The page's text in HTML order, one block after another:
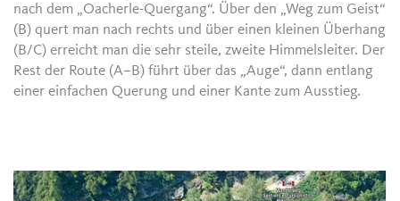
nach dem „Oacherle-Quergang“. Über den „Weg zum Geist“
(B) quert man nach rechts und über einen kleinen Überhang
(B/C) erreicht man die sehr steile, zweite Himmelsleiter. Der
Rest der Route (A–B) führt über das „Auge“, dann entlang
einer einfachen Querung und einer Kante zum Ausstieg.